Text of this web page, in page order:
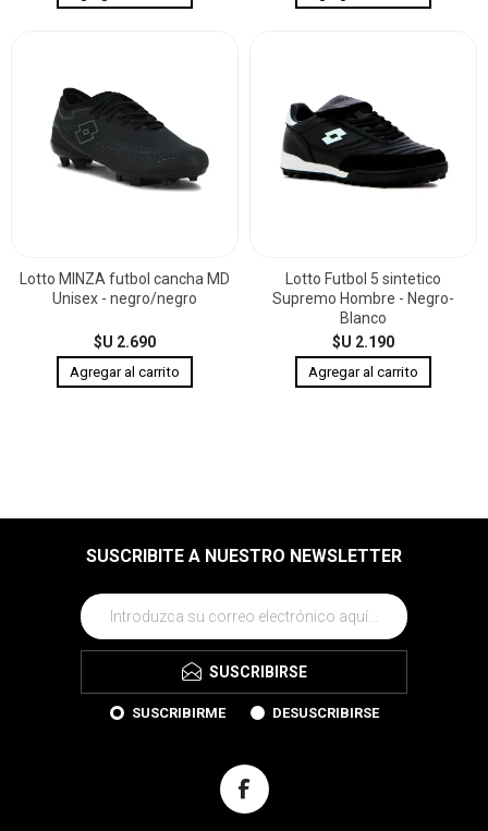
Lotto MINZA futbol cancha MD
Unisex - negro/negro
$U 2.690
Lotto Futbol 5 sintetico
Supremo Hombre - Negro-
Blanco
$U 2.190
SUSCRIBITE A NUESTRO NEWSLETTER
SUSCRIBIRSE
SUSCRIBIRME DESUSCRIBIRSE